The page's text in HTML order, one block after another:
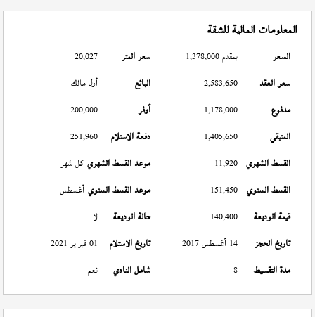
المعلومات المالية للشقة
السعر بمقدم 1,378,000 سعر المتر
20,027
سعر العقد
2,583,650 البائع
أول مالك
مدفوع
1,178,000 أوفر
200,000
المتبقي
1,405,650 دفعة الاستلام
251,960
القسط الشهري 11,920 موعد القسط الشهري كل شهر
القسط السنوي 151,450 موعد القسط السنوي أغسطس
قيمة الوديعة
140,400 حالة الوديعة
لا
تاريخ الحجز
14 أغسطس 2017 تاريخ الاستلام
01 فبراير 2021
مدة التقسيط
8 شامل النادي نعم